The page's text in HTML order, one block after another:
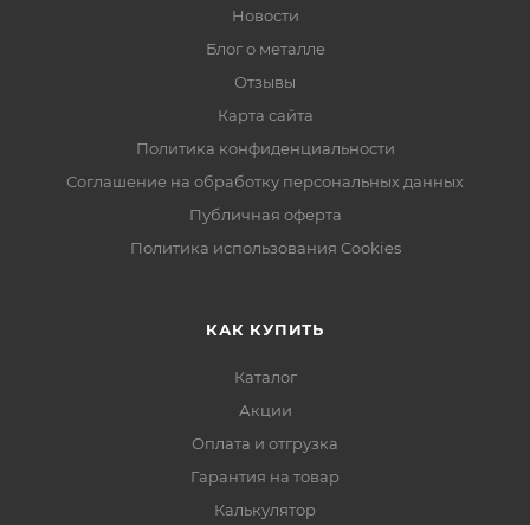
Новости
Блог о металле
Отзывы
Карта сайта
Политика конфиденциальности
Соглашение на обработку персональных данных
Публичная оферта
Политика использования Cookies
КАК КУПИТЬ
Каталог
Акции
Оплата и отгрузка
Гарантия на товар
Калькулятор